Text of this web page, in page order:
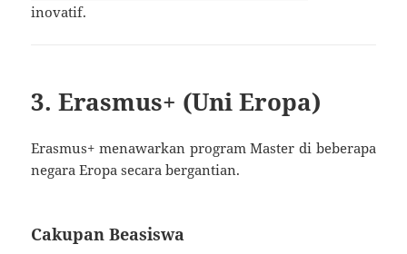
inovatif.
3. Erasmus+ (Uni Eropa)
Erasmus+ menawarkan program Master di beberapa
negara Eropa secara bergantian.
Cakupan Beasiswa